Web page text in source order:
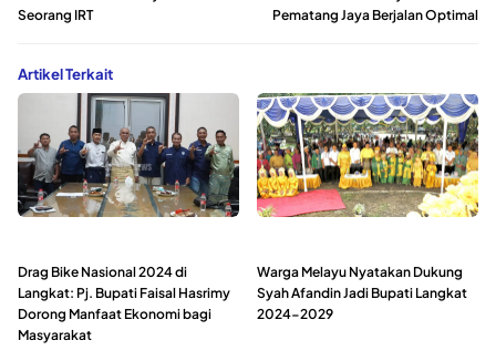
Seorang IRT
Pematang Jaya Berjalan Optimal
Artikel Terkait
Drag Bike Nasional 2024 di
Langkat: Pj. Bupati Faisal Hasrimy
Dorong Manfaat Ekonomi bagi
Masyarakat
Warga Melayu Nyatakan Dukung
Syah Afandin Jadi Bupati Langkat
2024-2029